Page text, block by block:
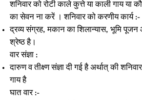
शनिवार को रोटी काले कुत्ते या काली गाय या
का सेवन ना करें । शनिवार को करणीय कार्य :-
द्रव्य संग्रह, मकान का शिलान्यास, भूमि पूजन
श्रेष्ठ है।
वार संज्ञा :
दारुण व तीक्ष्ण संज्ञा दी गई है अर्थात् की
गाय है
घात वार :-